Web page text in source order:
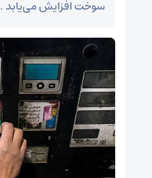
سوخت افزایش می‌یابد .